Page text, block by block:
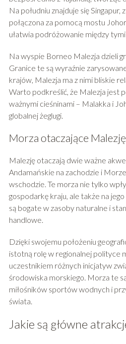
Na południu znajduje się
połączona za pomocą mostu
ułatwia podróżowanie między
Na wyspie Borneo Malezja dzieli
Granice te są wyraźnie
krajów, Malezja ma z nimi bliskie
Warto podkreślić, że Malezja jest
ważnymi cieśninami – Malakka i
globalnej żeglugi.
Morza otaczające Malezję
Malezję otaczają dwie ważne
Andamańskie na zachodzie i
wschodzie. Te morza nie tylko
gospodarkę kraju, ale także na
są bogate w zasoby naturalne i
handlowe.
Dzięki swojemu położeniu
istotną rolę w regionalnej polityce
uczestnikiem różnych inicjatyw
środowiska morskiego. Morza te
miłośników sportów wodnych i
świata.
Jakie są główne